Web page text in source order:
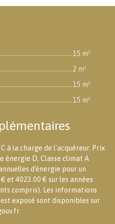
15 m²
2 m²
15 m²
15 m²
à la charge de l'acquéreur. Prix
énergie D, Classe climat A
d'énergie pour un
et 4023.00 € sur les années
compris). Les informations
exposé sont disponibles sur